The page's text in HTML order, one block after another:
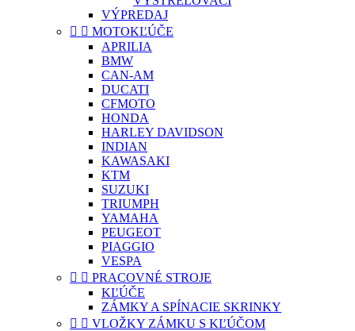
VÝPREDAJ
  MOTOKĽÚČE
APRILIA
BMW
CAN-AM
DUCATI
CFMOTO
HONDA
HARLEY DAVIDSON
INDIAN
KAWASAKI
KTM
SUZUKI
TRIUMPH
YAMAHA
PEUGEOT
PIAGGIO
VESPA
  PRACOVNÉ STROJE
KĽÚČE
ZÁMKY A SPÍNACIE SKRINKY
  VLOŽKY ZÁMKU S KĽÚČOM